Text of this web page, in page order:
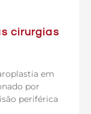
cirurgias
em
por
periférica